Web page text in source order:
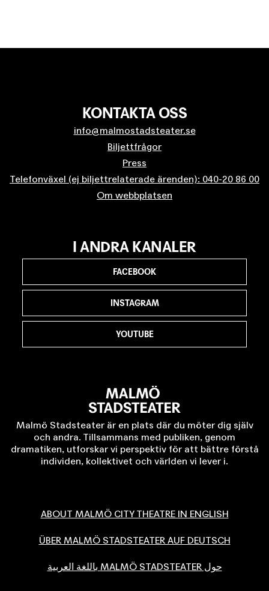
KONTAKTA OSS
info@malmostadsteater.se
Biljettfrågor
Press
Telefonväxel (ej biljettrelaterade ärenden): 040-20 86 00
Om webbplatsen
Malmö Stadsteater är en plats där du möter dig själv
och andra. Tillsammans med publiken, genom
dramatiken, utforskar vi perspektiv för att bättre förstå
individen, kollektivet och världen vi lever i.
ABOUT MALMÖ CITY THEATRE IN ENGLISH
ÜBER MALMÖ STADSTEATER AUF DEUTSCH
حول MALMÖ STADSTEATER باللغة العربية
I ANDRA KANALER
FACEBOOK
INSTAGRAM
YOUTUBE